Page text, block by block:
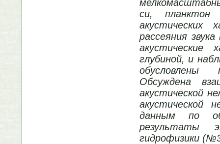
си, планктон
акустических
рассеяния
акустические
глубиной, и
обусловлены
Обсуждена
акустической
акустической
данным по
результаты
гидрофизики